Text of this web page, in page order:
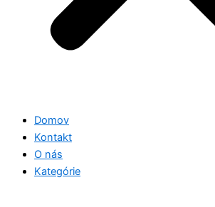
Domov
Kontakt
O nás
Kategórie